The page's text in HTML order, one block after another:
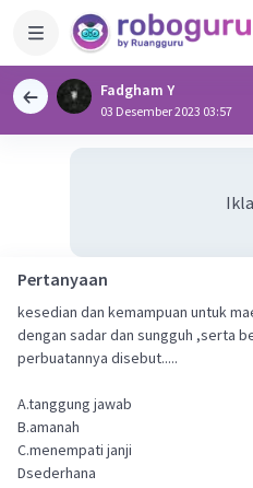
Fadgham Y
03 Desember 2023 03:57
Pertanyaan
kesedian dan kemampuan untuk
dengan sadar dan sungguh ,serta
perbuatannya disebut.....
A.tanggung jawab
B.amanah
C.menempati janji